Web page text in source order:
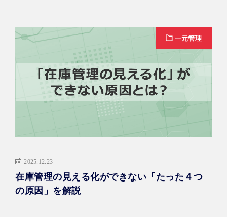
一元管理
2025.12.23
在庫管理の見える化ができない「たった４つ
の原因」を解説